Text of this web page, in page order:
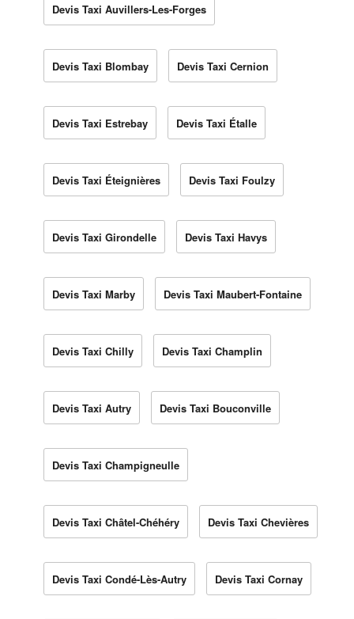
Devis Taxi Auvillers-Les-Forges
Devis Taxi Blombay Devis Taxi Cernion
Devis Taxi Estrebay Devis Taxi Étalle
Devis Taxi Éteignières Devis Taxi Foulzy
Devis Taxi Girondelle Devis Taxi Havys
Devis Taxi Marby Devis Taxi Maubert-Fontaine
Devis Taxi Chilly Devis Taxi Champlin
Devis Taxi Autry Devis Taxi Bouconville
Devis Taxi Champigneulle
Devis Taxi Châtel-Chéhéry Devis Taxi Chevières
Devis Taxi Condé-Lès-Autry Devis Taxi Cornay